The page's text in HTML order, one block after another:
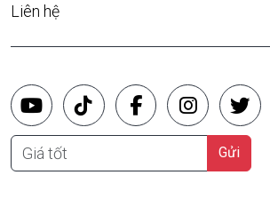
Liên hệ
Giá tốt Gửi